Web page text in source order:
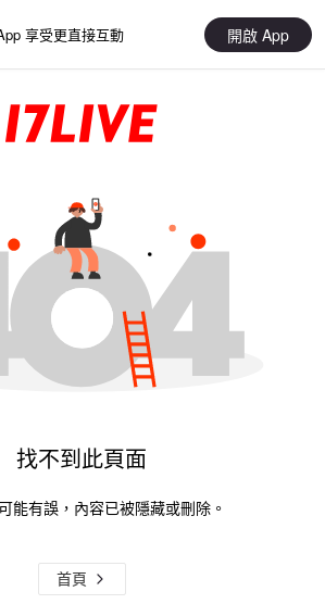
享受更直接互動 開啟 App
找不到此頁面
能有誤，內容已被隱藏或刪除。
首頁